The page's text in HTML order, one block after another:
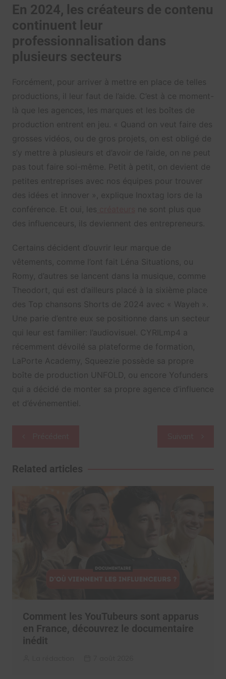
En 2024, les créateurs de contenu
continuent leur
professionnalisation dans
plusieurs secteurs
Forcément, pour arriver à mettre en place de telles
productions, il leur faut de l’aide. C’est à ce moment-
là que les agences, les marques et les boîtes de
production entrent en jeu. « Quand on veut faire des
grosses vidéos, ou de gros projets, on est obligé de
s’y mettre à plusieurs et d’avoir de l’aide, on ne peut
pas tout faire soi-même. Petit à petit, on devient de
petites entreprises avec nos équipes pour trouver
des idées et innover », explique Inoxtag lors de la
conférence. Et oui, les
ne sont plus que
des influenceurs, ils deviennent des entrepreneurs.
Certains décident d’ouvrir leur marque de
vêtements, comme l’ont fait Léna Situations, ou
Romy, d’autres se lancent dans la musique, comme
Theodort, qui est d’ailleurs placé à la sixième place
des Top chansons Shorts de 2024 avec « Wayeh ».
Une parie d’entre eux se positionne dans un secteur
qui leur est familier: l’audiovisuel. CYRILmp4 a
récemment dévoilé sa plateforme de formation,
LaPorte Academy, Squeezie possède sa propre
boîte de production UNFOLD, ou encore Yofunders
qui a décidé de monter sa propre agence d’influence
et d’événementiel.
l’article
Related articles
Comment les YouTubeurs sont apparus
en France, découvrez le documentaire
inédit